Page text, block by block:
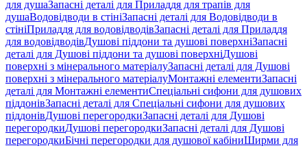
для душаЗапасні деталі для Приладдя для трапів для
душаВодовідводи в стініЗапасні деталі для Водовідводи в
стініПриладдя для водовідводівЗапасні деталі для Приладдя
для водовідводівДушові піддони та душові поверхніЗапасні
деталі для Душові піддони та душові поверхніДушові
поверхні з мінерального матеріалуЗапасні деталі для Душові
поверхні з мінерального матеріалуМонтажні елементиЗапасні
деталі для Монтажні елементиСпеціальні сифони для душових
піддонівЗапасні деталі для Спеціальні сифони для душових
піддонівДушові перегородкиЗапасні деталі для Душові
перегородкиДушові перегородкиЗапасні деталі для Душові
перегородкиБічні перегородки для душової кабіниШирми для